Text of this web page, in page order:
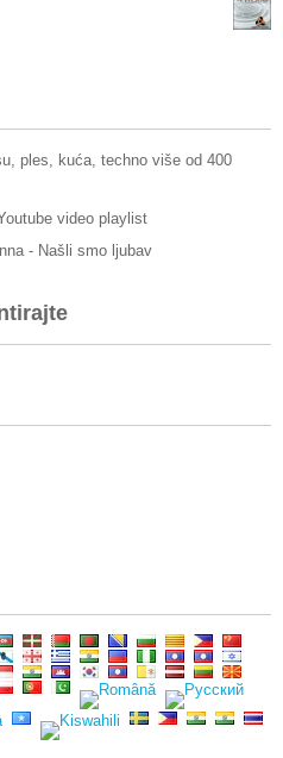
ples, kuća, techno više od 400
video playlist
- Našli smo ljubav